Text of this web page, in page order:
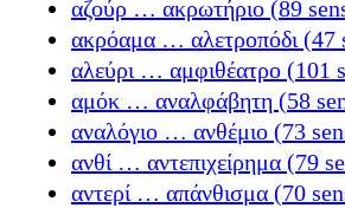
αζούρ … ακρωτήριο (89
ακρόαμα … αλετροπόδι (47
αλεύρι … αμφιθέατρο (101
αμόκ … αναλφάβητη (58
αναλόγιο … ανθέμιο (73
ανθί … αντεπιχείρημα (79
αντερί … απάνθισμα (70